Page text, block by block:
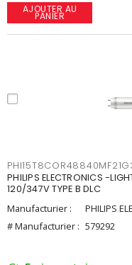
AJOUTER AU
PANIER
PHILIPS ELECTRONICS -
120/347V TYPE B DLC
Manufacturier :
PHILIPS
# Manufacturier : 579292